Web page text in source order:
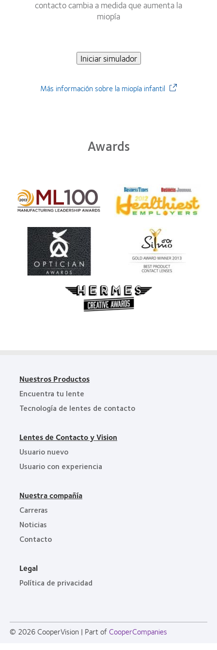
contacto cambia a medida que aumenta la
miopía
Iniciar simulador
Más información sobre la miopía infantil
Awards
Nuestros Productos
Encuentra tu lente
Tecnología de lentes de contacto
Lentes de Contacto y Vision
Usuario nuevo
Usuario con experiencia
Nuestra compañía
Carreras
Noticias
Contacto
Legal
Política de privacidad
© 2026 CooperVision | Part of CooperCompanies